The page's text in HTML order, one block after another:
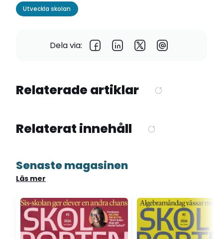
Utveckla skolan
Dela via:
Relaterade artiklar
Relaterat innehåll
Senaste magasinen
Läs mer